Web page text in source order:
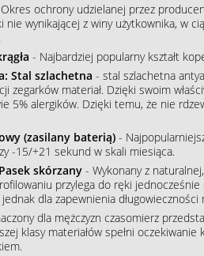
ochrony udzielanej przez
nie wynikającej z winy użytkownika, w
- Najbardziej popularny kształt
Stal szlachetna - stal szlachetna
zegarków materiał. Dzięki swoim
5% alergików. Dzięki temu, że nie
(zasilany baterią)-
-15/+21 sekund w skali miesiąca.
skórzany- Wykonany z
przylega do ręki
dla zapewnienia
dla mężczyzn czasomierz
klasy materiałów spełni